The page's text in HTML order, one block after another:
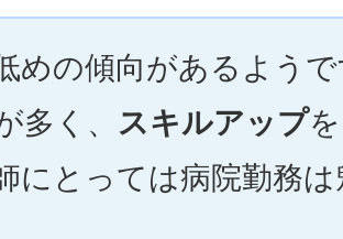
めの傾向があるよう
多く、 スキルアップ
にとっては病院勤務